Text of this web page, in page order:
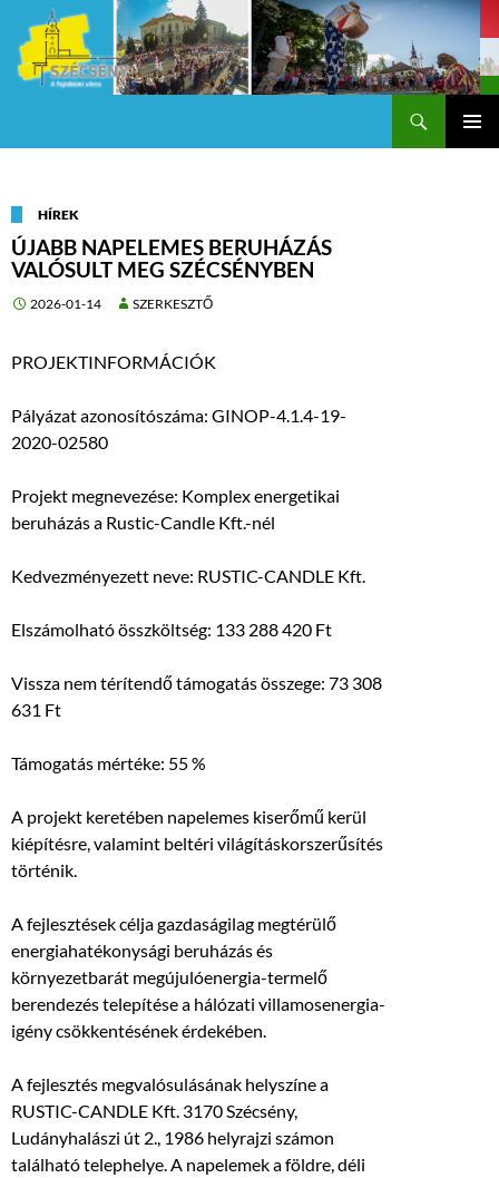
HÍREK
ÚJABB NAPELEMES BERUHÁZÁS
VALÓSULT MEG SZÉCSÉNYBEN
2026-01-14 SZERKESZTŐ
PROJEKTINFORMÁCIÓK
Pályázat azonosítószáma: GINOP-4.1.4-19-
2020-02580
Projekt megnevezése: Komplex energetikai
beruházás a Rustic-Candle Kft.-nél
Kedvezményezett neve: RUSTIC-CANDLE Kft.
Elszámolható összköltség: 133 288 420 Ft
Vissza nem térítendő támogatás összege: 73 308
631 Ft
Támogatás mértéke: 55 %
A projekt keretében napelemes kiserőmű kerül
kiépítésre, valamint beltéri világításkorszerűsítés
történik.
A fejlesztések célja gazdaságilag megtérülő
energiahatékonysági beruházás és
környezetbarát megújulóenergia-termelő
berendezés telepítése a hálózati villamosenergia-
igény csökkentésének érdekében.
A fejlesztés megvalósulásának helyszíne a
RUSTIC-CANDLE Kft. 3170 Szécsény,
Ludányhalászi út 2., 1986 helyrajzi számon
található telephelye. A napelemek a földre, déli